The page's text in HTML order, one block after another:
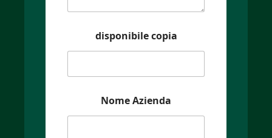
disponibile copia
Nome Azienda